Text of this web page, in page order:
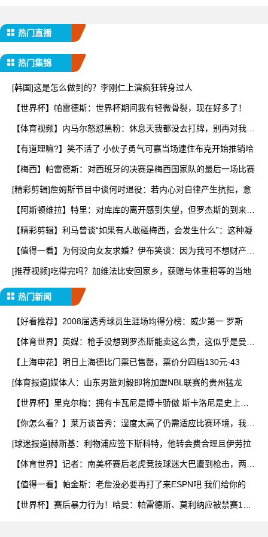
热门直播
热门集锦
[韩国]这是怎么做到的？李刚仁上演疯狂转身过人
【世界杯】帕雷德斯：世界杯期间我有轻微骨裂，现在好多了！
【体育视频】内马尔怒怼黑粉：休息天我都没去打牌，别再对我指
【有道理嘛?】笑不活了 小伙子勇气可嘉当场逮住布克开始推销哈
【梅西】帕雷德斯：对西班牙的决赛是梅西国家队的最后一场比赛
[精彩剪辑]詹姆斯节目中谈何时退役：若内心对自律产生抗拒，意
【阿斯顿维拉】特里：对库库的离开感到失望，但罗杰斯的到来又
【精彩剪辑】利马曾谈“如果有人敢碰梅西，会发生什么”：这种凝
【值得一看】为何没向女友求婚？伊布笑谈：因为我可不想财产被
[推荐视频]吃得完吗？加维法比安回家乡，获赠与体重相等的当地
热门新闻
【好看推荐】2008届选秀球员生涯场均得分榜：威少第一 罗斯
【体育世界】英媒：枪手没想到罗杰斯能卖这么贵，这似乎是曼城
【上海申花】明日上海德比门票已售罄，票价分四档130元-43
[体育报道]媒体人：山东男篮刘毅即将加盟NBL联赛的贵州猛龙
【世界杯】里克尔梅：拥有卡瓦尼是博卡骄傲 斯卡洛尼是史上最
【你怎么看？】莱万谈首秀：湿度太高了仍需适应比赛环境，我还
[球迷报道]赫斯基：利物浦应签下斯科特，他转会费合理且伊劳拉
【体育世界】记者：南美杯赛后老虎竞技球迷大巴遭到枪击，两人
【值得一看】帕金斯：老詹没必要再打了来ESPN吧 我们给你的
【世界杯】赛后暴力行为！哈曼：帕雷德斯、莫利纳应被禁赛1